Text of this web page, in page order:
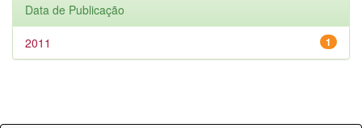
Data de Publicação
1
2011